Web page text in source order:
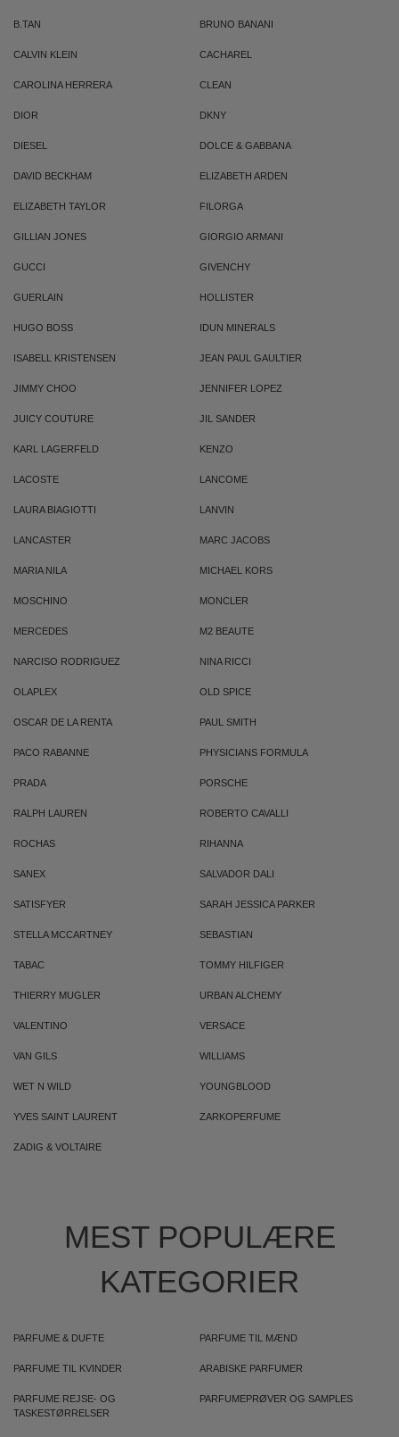
B.TAN BRUNO BANANI
CALVIN KLEIN CACHAREL
CAROLINA HERRERA CLEAN
DIOR DKNY
DIESEL DOLCE & GABBANA
DAVID BECKHAM ELIZABETH ARDEN
ELIZABETH TAYLOR FILORGA
GILLIAN JONES GIORGIO ARMANI
GUCCI GIVENCHY
GUERLAIN HOLLISTER
HUGO BOSS IDUN MINERALS
ISABELL KRISTENSEN JEAN PAUL GAULTIER
JIMMY CHOO JENNIFER LOPEZ
JUICY COUTURE JIL SANDER
KARL LAGERFELD KENZO
LACOSTE LANCOME
LAURA BIAGIOTTI LANVIN
LANCASTER MARC JACOBS
MARIA NILA MICHAEL KORS
MOSCHINO MONCLER
MERCEDES M2 BEAUTE
NARCISO RODRIGUEZ NINA RICCI
OLAPLEX OLD SPICE
OSCAR DE LA RENTA PAUL SMITH
PACO RABANNE PHYSICIANS FORMULA
PRADA PORSCHE
RALPH LAUREN ROBERTO CAVALLI
ROCHAS RIHANNA
SANEX SALVADOR DALI
SATISFYER SARAH JESSICA PARKER
STELLA MCCARTNEY SEBASTIAN
TABAC TOMMY HILFIGER
THIERRY MUGLER URBAN ALCHEMY
VALENTINO VERSACE
VAN GILS WILLIAMS
WET N WILD YOUNGBLOOD
YVES SAINT LAURENT ZARKOPERFUME
ZADIG & VOLTAIRE
MEST POPULÆRE
KATEGORIER
PARFUME & DUFTE PARFUME TIL MÆND
PARFUME TIL KVINDER ARABISKE PARFUMER
PARFUME REJSE- OG
TASKESTØRRELSER
PARFUMEPRØVER OG SAMPLES